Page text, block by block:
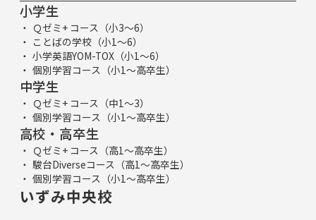
小学生
Ｑゼミ+ コース（小3～6）
ことばの学校（小1～6）
小学英語YOM-TOX（小1～6）
個別学習コース（小1～高卒生）
中学生
Ｑゼミ+ コース（中1～3）
個別学習コース（小1～高卒生）
高校・高卒生
Ｑゼミ+ コース（高1～高卒生）
駿台Diverseコース（高1～高卒生）
個別学習コース（小1～高卒生）
いずみ中央校